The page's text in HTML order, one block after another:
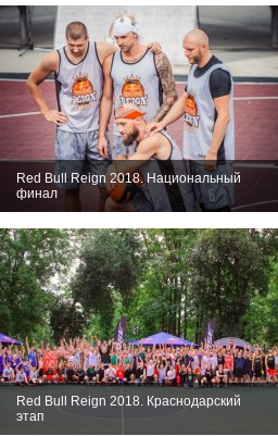
Red Bull Reign 2018. Национальный
финал
Red Bull Reign 2018. Краснодарский
этап